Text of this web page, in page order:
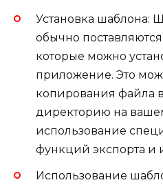
Установка шаблона:
обычно
которые можно
приложение. Это
копирования файла
директорию на
использование
функций экспорта и
Использование